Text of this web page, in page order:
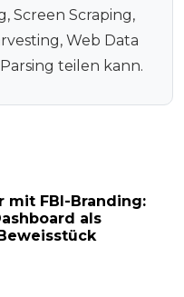
Screen Scraping,
Web Data
teilen kann.
mit FBI-Branding:
als